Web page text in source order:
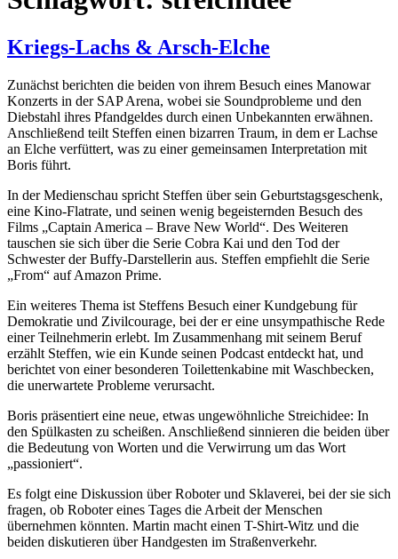
Kriegs-Lachs & Arsch-Elche
Zunächst berichten die beiden von ihrem Besuch eines Manowar
Konzerts in der SAP Arena, wobei sie Soundprobleme und den
Diebstahl ihres Pfandgeldes durch einen Unbekannten erwähnen.
Anschließend teilt Steffen einen bizarren Traum, in dem er Lachse
an Elche verfüttert, was zu einer gemeinsamen Interpretation mit
Boris führt.
In der Medienschau spricht Steffen über sein Geburtstagsgeschenk,
eine Kino-Flatrate, und seinen wenig begeisternden Besuch des
Films „Captain America – Brave New World“. Des Weiteren
tauschen sie sich über die Serie Cobra Kai und den Tod der
Schwester der Buffy-Darstellerin aus. Steffen empfiehlt die Serie
„From“ auf Amazon Prime.
Ein weiteres Thema ist Steffens Besuch einer Kundgebung für
Demokratie und Zivilcourage, bei der er eine unsympathische Rede
einer Teilnehmerin erlebt. Im Zusammenhang mit seinem Beruf
erzählt Steffen, wie ein Kunde seinen Podcast entdeckt hat, und
berichtet von einer besonderen Toilettenkabine mit Waschbecken,
die unerwartete Probleme verursacht.
Boris präsentiert eine neue, etwas ungewöhnliche Streichidee: In
den Spülkasten zu scheißen. Anschließend sinnieren die beiden über
die Bedeutung von Worten und die Verwirrung um das Wort
„passioniert“.
Es folgt eine Diskussion über Roboter und Sklaverei, bei der sie sich
fragen, ob Roboter eines Tages die Arbeit der Menschen
übernehmen könnten. Martin macht einen T-Shirt-Witz und die
beiden diskutieren über Handgesten im Straßenverkehr.